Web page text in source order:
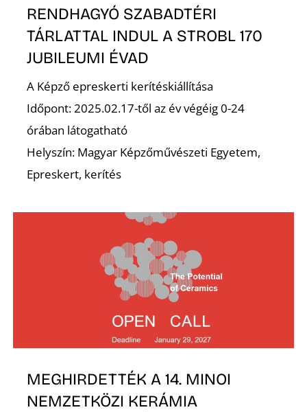
RENDHAGYÓ SZABADTÉRI
TÁRLATTAL INDUL A STROBL 170
JUBILEUMI ÉVAD
A Képző epreskerti kerítéskiállítása
Időpont: 2025.02.17-től az év végéig 0-24
órában látogatható
Helyszín: Magyar Képzőművészeti Egyetem,
Epreskert, kerítés
MEGHIRDETTÉK A 14. MINOI
NEMZETKÖZI KERÁMIA